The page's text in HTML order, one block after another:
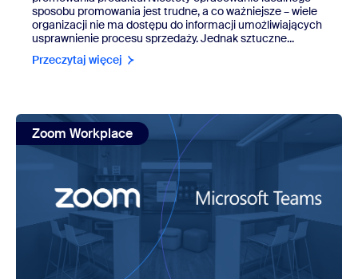
sposobu promowania jest trudne, a co ważniejsze – wiele
organizacji nie ma dostępu do informacji umożliwiających
usprawnienie procesu sprzedaży. Jednak sztuczne...
Przeczytaj więcej
view: Zoptymalizuj komunikację dzięki funkcji Direct
Zoom Workplace